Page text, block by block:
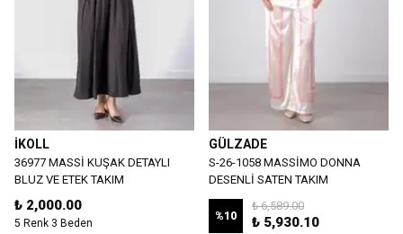
İKOLL
36977 MASSİ KUŞAK DETAYLI
BLUZ VE ETEK TAKIM
₺ 2,000.00
5 Renk 3 Beden
GÜLZADE
S-26-1058 MASSİMO DONNA
DESENLİ SATEN TAKIM
%10
₺ 6,589.00
₺ 5,930.10